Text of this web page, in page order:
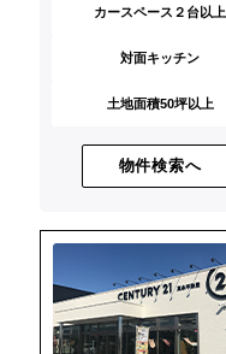
カースペース２台以上
対面キッチン
土地面積50坪以上
物件検索へ